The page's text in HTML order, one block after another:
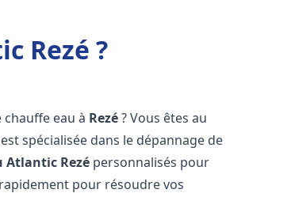
Rezé ?
eau à Rezé? Vous êtes au
spécialisée dans le dépannage de
Atlantic Rezé personnalisés pour
pour résoudre vos